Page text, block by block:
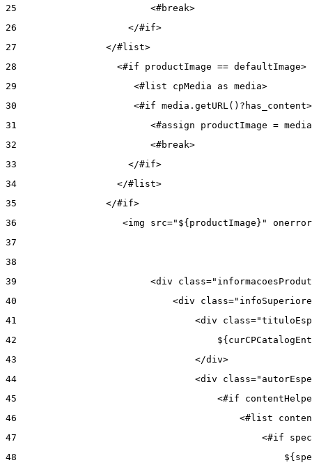
25
                        <#break>
26
                    </#if>
27
                </#list>
28
                  <#if productImage == defaultImage>
29
                     <#list cpMedia as media>
30
<#if
31
<#assign productImage =
32
                        <#break>
33
                    </#if>
34
                  </#list>
35
                </#if>
36
<img src="${productImage}"
37
38
39
<div
40
<div
41
<div
42
43
                                </div>
44
<div
45
<#if
46
<#list
47
<#if
48